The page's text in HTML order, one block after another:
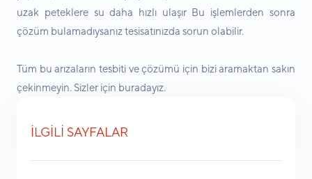
uzak peteklere su daha hızlı ulaşır Bu işlemlerden sonra
çözüm bulamadıysanız tesisatınızda sorun olabilir.
Tüm bu arızaların tesbiti ve çözümü için bizi aramaktan sakın
çekinmeyin. Sizler için buradayız.
İLGİLİ SAYFALAR